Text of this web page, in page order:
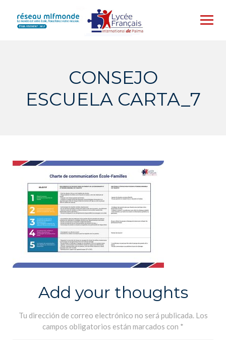
content
CONSEJO
ESCUELA CARTA_7
Add your thoughts
Tu dirección de correo electrónico no será publicada. Los
campos obligatorios están marcados con *